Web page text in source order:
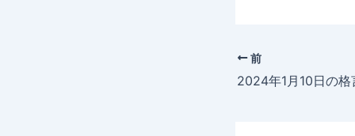
前
2024年1月10日の格